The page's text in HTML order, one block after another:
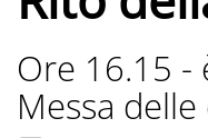
Ore 16.15 -
Messa